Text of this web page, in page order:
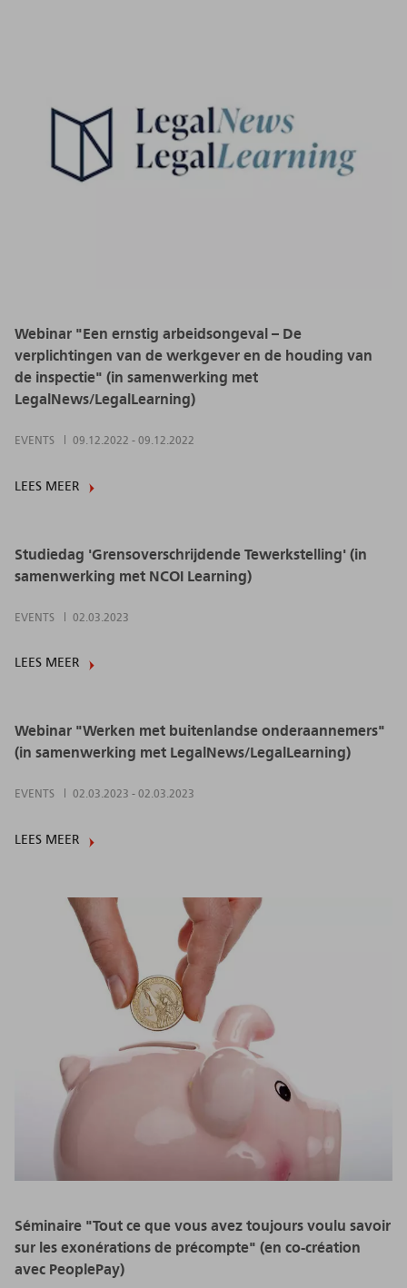
Webinar "Een ernstig arbeidsongeval – De
verplichtingen van de werkgever en de houding van
de inspectie" (in samenwerking met
LegalNews/LegalLearning)
EVENTS 09.12.2022 - 09.12.2022
LEES MEER
Studiedag 'Grensoverschrijdende Tewerkstelling' (in
samenwerking met NCOI Learning)
EVENTS 02.03.2023
LEES MEER
Webinar "Werken met buitenlandse onderaannemers"
(in samenwerking met LegalNews/LegalLearning)
EVENTS 02.03.2023 - 02.03.2023
LEES MEER
Séminaire "Tout ce que vous avez toujours voulu savoir
sur les exonérations de précompte" (en co-création
avec PeoplePay)